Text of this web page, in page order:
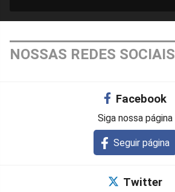
NOSSAS REDES SOCIAIS
Facebook
Siga nossa página
Seguir página
Twitter